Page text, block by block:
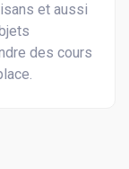
et aussi
des cours